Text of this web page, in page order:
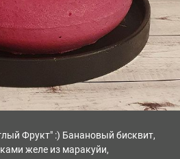
Фрукт" :) Банановый бисквит,
желе из маракуйи,